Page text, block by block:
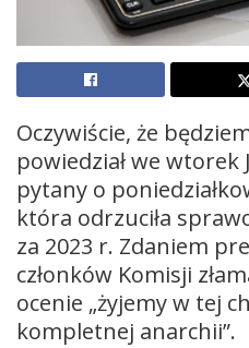
Oczywiście, że
powiedział we wtorek
pytany o
która odrzuciła
za 2023 r. Zdaniem
członków Komisji
ocenie „żyjemy w tej
kompletnej anarchii”.